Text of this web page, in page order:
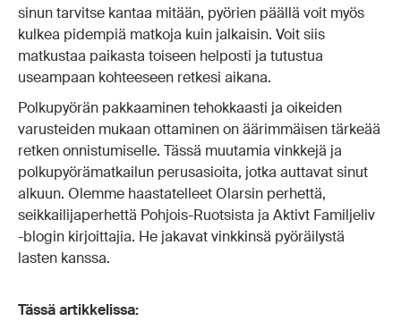
sinun tarvitse kantaa mitään, pyörien päällä voit myös
kulkea pidempiä matkoja kuin jalkaisin. Voit siis
matkustaa paikasta toiseen helposti ja tutustua
useampaan kohteeseen retkesi aikana.
Polkupyörän pakkaaminen tehokkaasti ja oikeiden
varusteiden mukaan ottaminen on äärimmäisen tärkeää
retken onnistumiselle. Tässä muutamia vinkkejä ja
polkupyörämatkailun perusasioita, jotka auttavat sinut
alkuun. Olemme haastatelleet Olarsin perhettä,
seikkailijaperhettä Pohjois-Ruotsista ja Aktivt Familjeliv
-blogin kirjoittajia. He jakavat vinkkinsä pyöräilystä
lasten kanssa.
Tässä artikkelissa: